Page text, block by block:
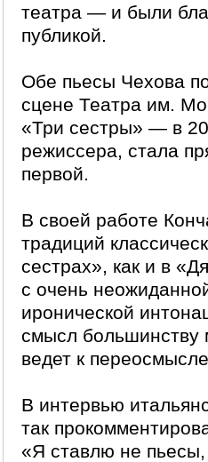
театра — и были
публикой.
Обе пьесы Чехова
сцене Театра им.
«Три сестры» — в
режиссера, стала
первой.
В своей работе
традиций
сестрах», как и в
с очень
иронической
смысл большинству
ведет к
В интервью
так
«Я ставлю не